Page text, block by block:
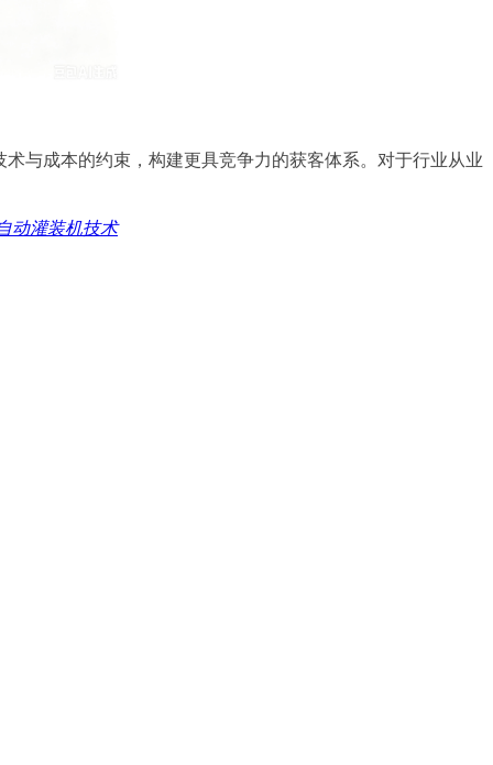
与成本的约束，构建更具竞争力的获客体系。对于行业从业
动灌装机技术